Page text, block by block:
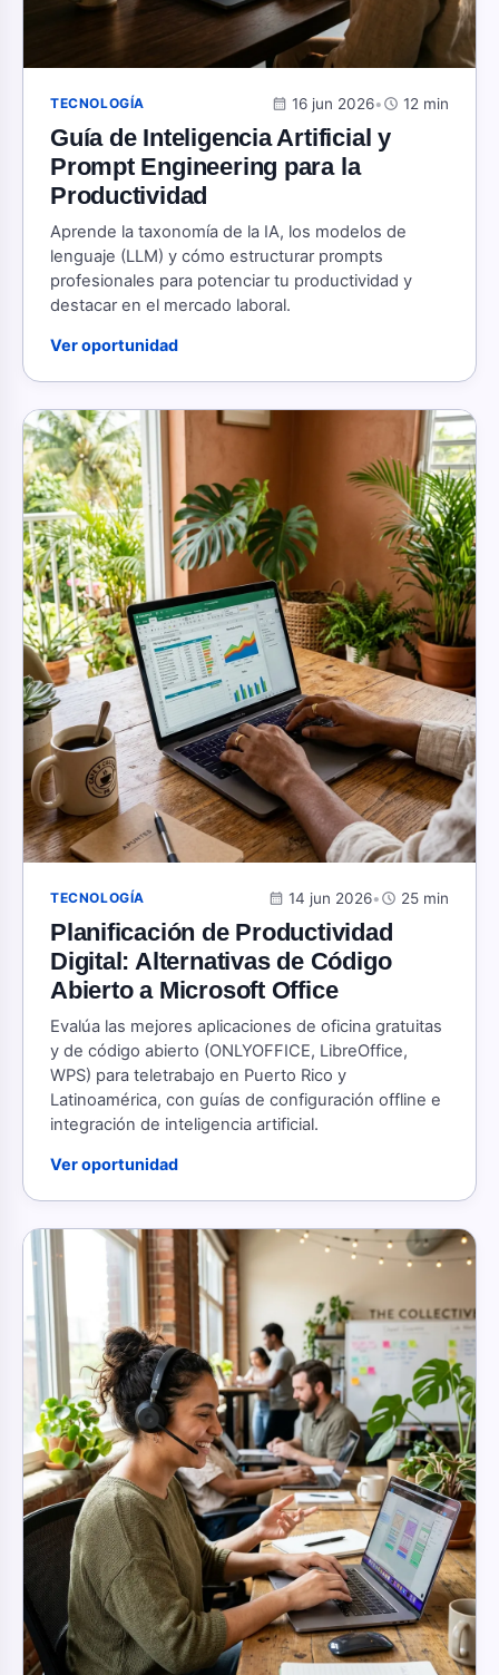
TECNOLOGÍA calendar_month 16 jun 2026•schedule 12 min
Guía de Inteligencia Artificial y
Prompt Engineering para la
Productividad
Aprende la taxonomía de la IA, los modelos de
lenguaje (LLM) y cómo estructurar prompts
profesionales para potenciar tu productividad y
destacar en el mercado laboral.
Ver oportunidad
TECNOLOGÍA calendar_month 14 jun 2026•schedule 25 min
Planificación de Productividad
Digital: Alternativas de Código
Abierto a Microsoft Office
Evalúa las mejores aplicaciones de oficina gratuitas
y de código abierto (ONLYOFFICE, LibreOffice,
WPS) para teletrabajo en Puerto Rico y
Latinoamérica, con guías de configuración offline e
integración de inteligencia artificial.
Ver oportunidad